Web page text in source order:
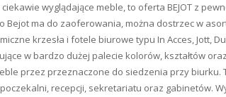
ciekawie wyglądające meble, to oferta BEJOT z
Bejot ma do zaoferowania, można dostrzec w
krzesła i fotele biurowe typu In Acces, Jott,
w bardzo dużej palecie kolorów, kształtów
przez przeznaczone do siedzenia przy biurku.
recepcji, sekretariatu oraz gabinetów.